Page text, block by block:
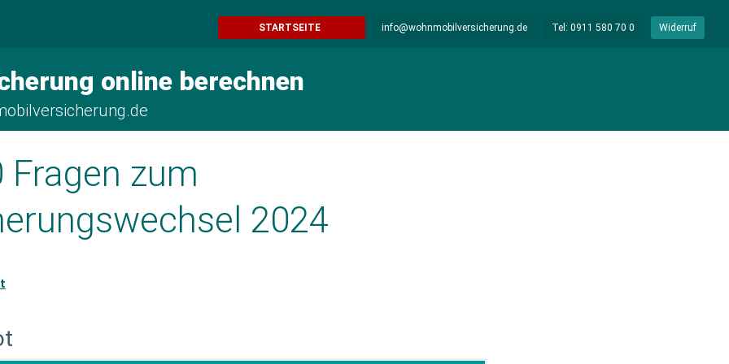
Widerruf
Tel: 0911 580 70 0
info@wohnmobilversicherung.de
STARTSEITE
online berechnen
Fragen zum
2024